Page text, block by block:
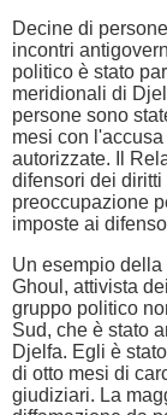
Decine di
incontri
politico è stato
meridionali di
persone sono
mesi con
autorizzate. Il
difensori dei
preoccupazione
imposte ai
Un esempio
Ghoul, attivista
gruppo politico
Sud, che è stato
Djelfa. Egli è
di otto mesi di
giudiziari. La